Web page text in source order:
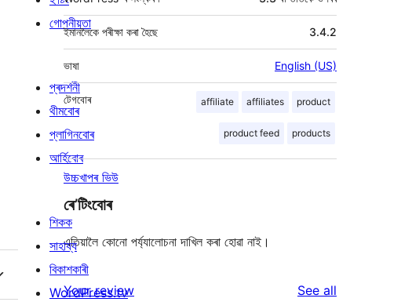
ইমানলৈকে পৰীক্ষা কৰা হৈছে 3.4.2
ভাষা English (US)
affiliate affiliates product
product feed products
টেগবোৰ
উচ্চখাপৰ ভিউ
ৰে’টিংবোৰ
এতিয়ালৈ কোনো পৰ্য্যালোচনা দাখিল কৰা হোৱা নাই।
Your review See all
গোপনীয়তা
প্ৰদৰ্শনী
থীমবোৰ
প্লাগিনবোৰ
আৰ্হিবোৰ
শিকক
সাহায্য
বিকাশকাৰী
WordPress.tv